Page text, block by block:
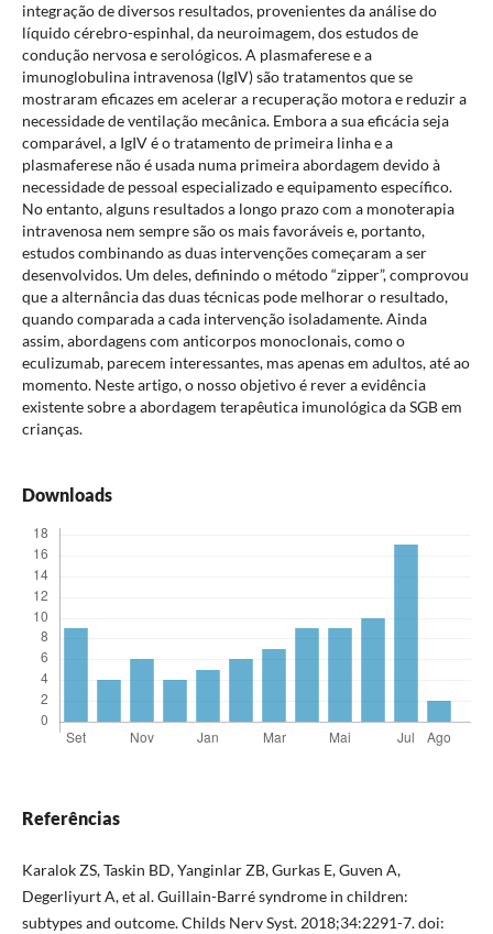
integração de diversos resultados, provenientes da análise do
líquido cérebro-espinhal, da neuroimagem, dos estudos de
condução nervosa e serológicos. A plasmaferese e a
imunoglobulina intravenosa (IgIV) são tratamentos que se
mostraram eficazes em acelerar a recuperação motora e reduzir a
necessidade de ventilação mecânica. Embora a sua eficácia seja
comparável, a IgIV é o tratamento de primeira linha e a
plasmaferese não é usada numa primeira abordagem devido à
necessidade de pessoal especializado e equipamento específico.
No entanto, alguns resultados a longo prazo com a monoterapia
intravenosa nem sempre são os mais favoráveis e, portanto,
estudos combinando as duas intervenções começaram a ser
desenvolvidos. Um deles, definindo o método “zipper”, comprovou
que a alternância das duas técnicas pode melhorar o resultado,
quando comparada a cada intervenção isoladamente. Ainda
assim, abordagens com anticorpos monoclonais, como o
eculizumab, parecem interessantes, mas apenas em adultos, até ao
momento. Neste artigo, o nosso objetivo é rever a evidência
existente sobre a abordagem terapêutica imunológica da SGB em
crianças.
Downloads
Referências
Karalok ZS, Taskin BD, Yanginlar ZB, Gurkas E, Guven A,
Degerliyurt A, et al. Guillain-Barré syndrome in children:
subtypes and outcome. Childs Nerv Syst. 2018;34:2291-7. doi: